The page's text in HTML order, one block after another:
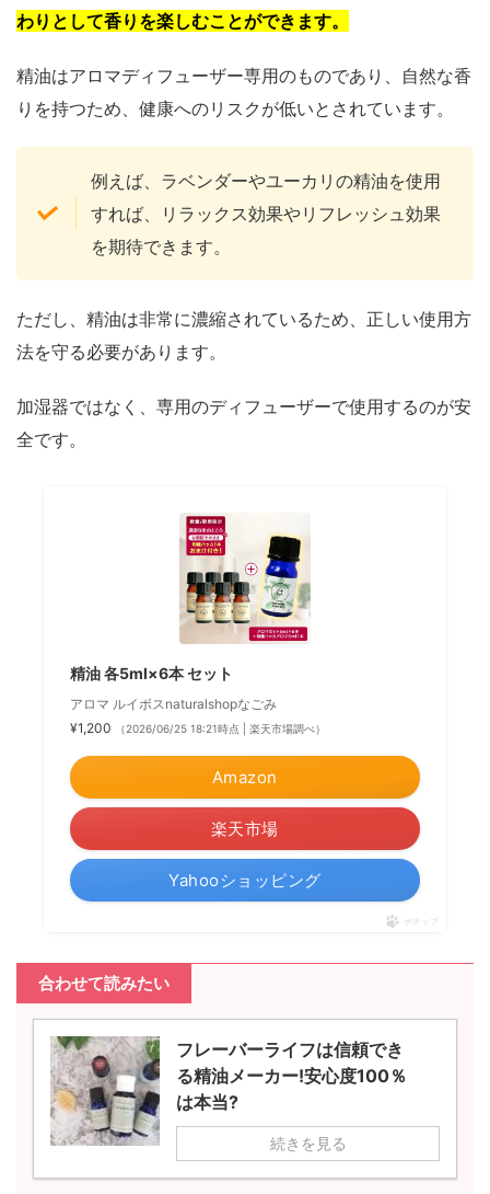
わりとして香りを楽しむことができます。
精油はアロマディフューザー専用のものであり、自然な香
りを持つため、健康へのリスクが低いとされています。
例えば、ラベンダーやユーカリの精油を使用
すれば、リラックス効果やリフレッシュ効果
を期待できます。
ただし、精油は非常に濃縮されているため、正しい使用方
法を守る必要があります。
加湿器ではなく、専用のディフューザーで使用するのが安
全です。
精油 各5ml×6本 セット
アロマ ルイボスnaturalshopなごみ
¥1,200
（2026/06/25 18:21時点 | 楽天市場調べ）
Amazon
楽天市場
Yahooショッピング
ポチップ
合わせて読みたい
フレーバーライフは信頼でき
る精油メーカー!安心度100％
は本当?
続きを見る